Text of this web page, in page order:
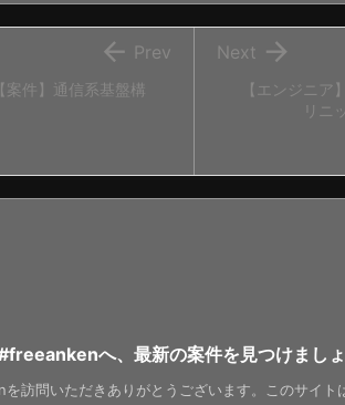
【エンジニア
リニ

Next
案件】通信系基盤構
 Prev
へ、最新の案件を見つけまし
訪問いただきありがとうございます。このサイト